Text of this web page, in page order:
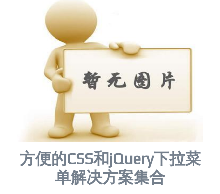
方便的CSS和jQuery下拉菜
单解决方案集合